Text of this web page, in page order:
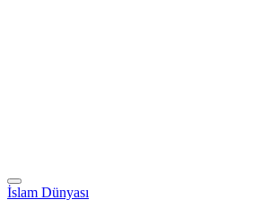
İslam Dünyası